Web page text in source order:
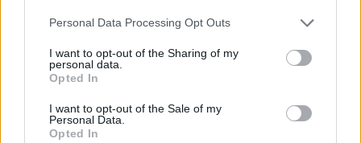
Please note that this website/app uses one or more Google
not limited to your visit or usage behaviour. You may click to
grant or deny consent to Google and its third-party tags to
use your data for below specified purposes in below Google
consent section.
Personal Data Processing Opt Outs
I want to opt-out of the Sharing of my
personal data.
Opted In
I want to opt-out of the Sale of my
Personal Data.
Opted In